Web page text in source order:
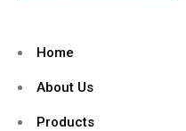
Home
About Us
Products